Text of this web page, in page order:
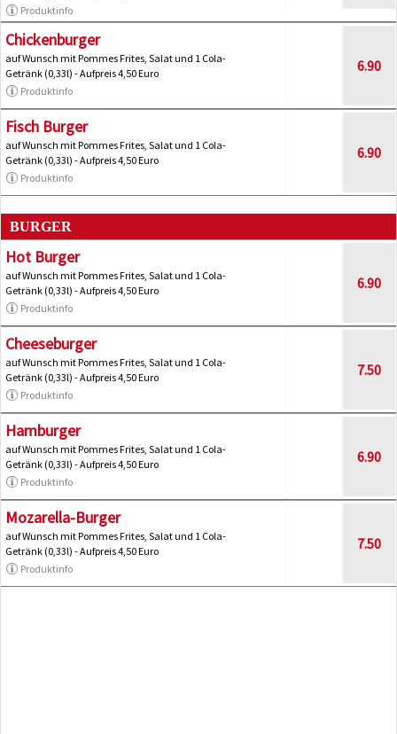
Produktinfo
Chickenburger
auf Wunsch mit Pommes Frites, Salat und 1 Cola-
Getränk (0,33l) - Aufpreis 4,50 Euro
Produktinfo
6.90
Fisch Burger
auf Wunsch mit Pommes Frites, Salat und 1 Cola-
Getränk (0,33l) - Aufpreis 4,50 Euro
Produktinfo
6.90
BURGER
Hot Burger
auf Wunsch mit Pommes Frites, Salat und 1 Cola-
Getränk (0,33l) - Aufpreis 4,50 Euro
Produktinfo
6.90
Cheeseburger
auf Wunsch mit Pommes Frites, Salat und 1 Cola-
Getränk (0,33l) - Aufpreis 4,50 Euro
Produktinfo
7.50
Hamburger
auf Wunsch mit Pommes Frites, Salat und 1 Cola-
Getränk (0,33l) - Aufpreis 4,50 Euro
Produktinfo
6.90
Mozarella-Burger
auf Wunsch mit Pommes Frites, Salat und 1 Cola-
Getränk (0,33l) - Aufpreis 4,50 Euro
Produktinfo
7.50